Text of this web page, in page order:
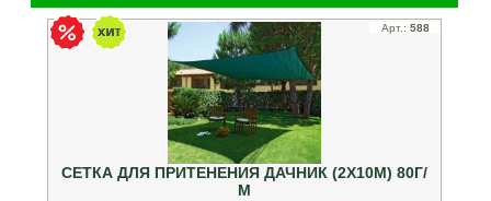
Арт.: 588
СЕТКА ДЛЯ ПРИТЕНЕНИЯ ДАЧНИК (2Х10М) 80Г/
М